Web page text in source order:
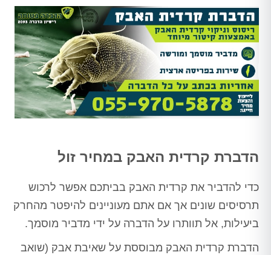
הדברת קרדית האבק במחיר זול
כדי להדביר את קרדית האבק בביתכם אפשר לרכוש
תרסיסים שונים אך אם אתם מעוניינים להיפטר מהחרק
ביעילות, אל תוותרו על הדברה על ידי מדביר מוסמך.
הדברת קרדית האבק מבוססת על שאיבת אבק (שואב